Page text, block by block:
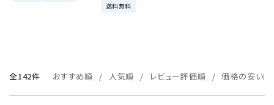
送料無料
全142件 おすすめ順 人気順 レビュー評価順 価格の安い順